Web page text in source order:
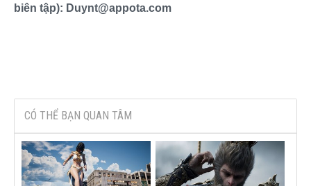
biên tập): Duynt@appota.com
CÓ THỂ BẠN QUAN TÂM